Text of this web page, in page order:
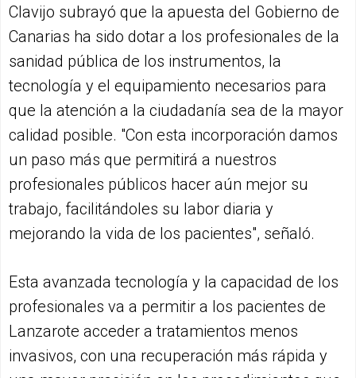
Clavijo subrayó que la apuesta del Gobierno de
Canarias ha sido dotar a los profesionales de la
sanidad pública de los instrumentos, la
tecnología y el equipamiento necesarios para
que la atención a la ciudadanía sea de la mayor
calidad posible. "Con esta incorporación damos
un paso más que permitirá a nuestros
profesionales públicos hacer aún mejor su
trabajo, facilitándoles su labor diaria y
mejorando la vida de los pacientes", señaló.
Esta avanzada tecnología y la capacidad de los
profesionales va a permitir a los pacientes de
Lanzarote acceder a tratamientos menos
invasivos, con una recuperación más rápida y